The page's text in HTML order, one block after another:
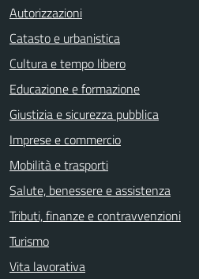
Autorizzazioni
Catasto e urbanistica
Cultura e tempo libero
Educazione e formazione
Giustizia e sicurezza pubblica
Imprese e commercio
Mobilità e trasporti
Salute, benessere e assistenza
Tributi, finanze e contravvenzioni
Turismo
Vita lavorativa